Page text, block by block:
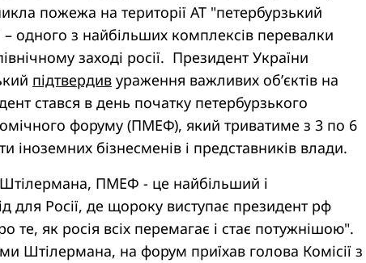
пожежа на території АТ "петербурзький
одного з найбільших комплексів перевалки
заході росії. Президент України
підтвердив ураження важливих об’єктів на
стався в день початку петербурзького
форуму (ПМЕФ), який триватиме з 3 по 6
іноземних бізнесменів і представників влади.
ПМЕФ - це найбільший і
для Росії, де щороку виступає президент рф
те, як росія всіх перемагає і стає потужнішою".
Штілермана, на форум приїхав голова Комісії з